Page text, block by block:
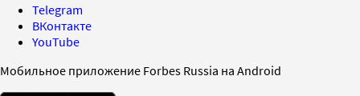
Telegram
ВКонтакте
YouTube
Мобильное приложение Forbes Russia на Android